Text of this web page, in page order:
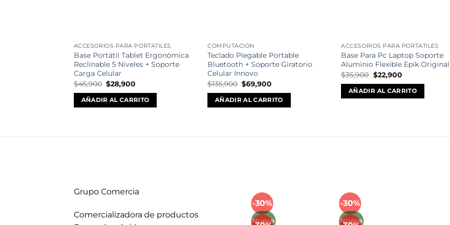
ACCESORIOS PARA PORTÁTILES
Base Portátil Tablet Ergonómica
Reclinable 5 Niveles + Soporte
Carga Celular
$45,900 El
precio
original
era:
$28,900
actual
es:
AÑADIR AL CARRITO
COMPUTACIÓN
Teclado Plegable Portable
Bluetooth + Soporte Giratorio
Celular Innovo
$135,900 El
precio
original
era:
$69,900
actual
es:
AÑADIR AL CARRITO
ACCESORIOS PARA PORTÁTILES
Base Para Pc Laptop Soporte
Aluminio Flexible Epik Original
$35,900 El
precio
original
era:
$22,900El
actual
es:
AÑADIR AL CARRITO
Grupo Comercia
Comercializadora de productos
-30%
Nuevo
-30%
Nuevo